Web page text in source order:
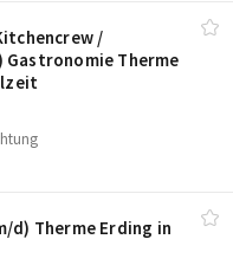
/​
Gastronomie Therme
​d) Therme Erding in